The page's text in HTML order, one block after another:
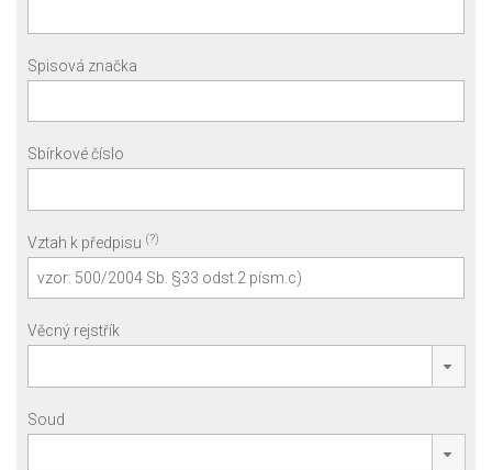
Spisová značka
Sbírkové číslo
Vztah k předpisu (?)
Věcný rejstřík
Soud